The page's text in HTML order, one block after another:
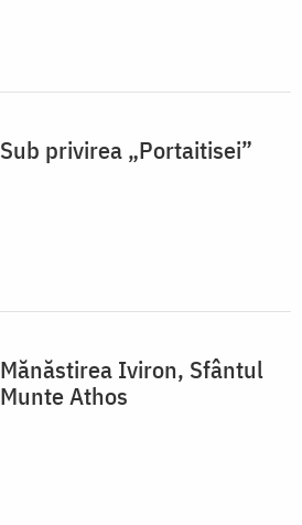
Sub privirea „Portaitisei”
Mănăstirea Iviron, Sfântul
Munte Athos